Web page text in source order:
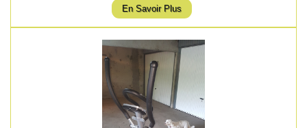
En Savoir Plus